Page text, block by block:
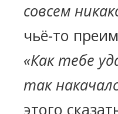
совсем
чьё-то
«Как тебе
так
этого